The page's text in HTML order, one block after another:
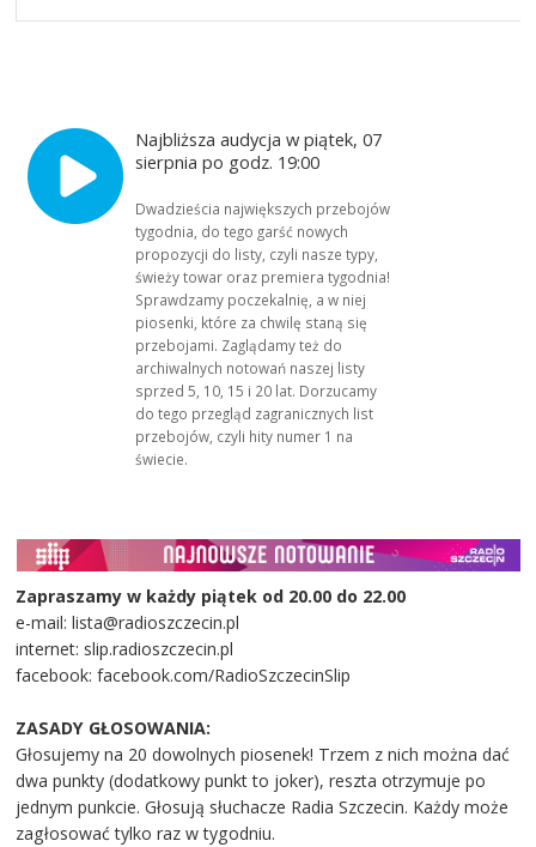
Najbliższa audycja w piątek, 07
sierpnia po godz. 19:00
Dwadzieścia największych przebojów
tygodnia, do tego garść nowych
propozycji do listy, czyli nasze typy,
świeży towar oraz premiera tygodnia!
Sprawdzamy poczekalnię, a w niej
piosenki, które za chwilę staną się
przebojami. Zaglądamy też do
archiwalnych notowań naszej listy
sprzed 5, 10, 15 i 20 lat. Dorzucamy
do tego przegląd zagranicznych list
przebojów, czyli hity numer 1 na
świecie.
Zapraszamy w każdy piątek od 20.00 do 22.00
e-mail: lista@radioszczecin.pl
internet: slip.radioszczecin.pl
facebook: facebook.com/RadioSzczecinSlip
ZASADY GŁOSOWANIA:
Głosujemy na 20 dowolnych piosenek! Trzem z nich można dać
dwa punkty (dodatkowy punkt to joker), reszta otrzymuje po
jednym punkcie. Głosują słuchacze Radia Szczecin. Każdy może
zagłosować tylko raz w tygodniu.